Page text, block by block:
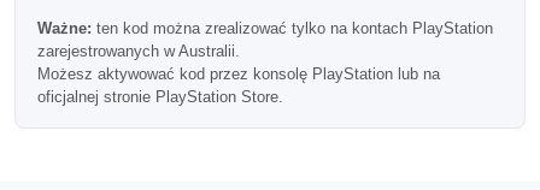
Cyfrowa dostawa po dokonaniu
zakupu
Twój kod PlayStation jest wysyłany elektronicznie po
potwierdzeniu płatności. Większość zamówień cyfrowych
Ważne: ten kod można zrealizować tylko na kontach PlayStation
zarejestrowanych w Australii.
Możesz aktywować kod przez konsolę PlayStation lub na
oficjalnej stronie PlayStation Store.